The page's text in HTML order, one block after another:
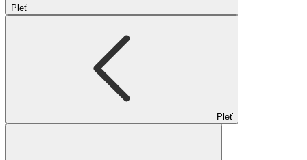
Pleť
Pleť